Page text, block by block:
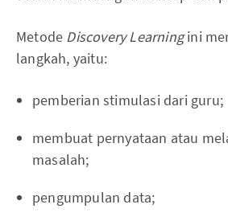
Metode Discovery Learningini
langkah, yaitu:
pemberian stimulasi dari guru;
membuat pernyataan atau
masalah;
pengumpulan data;